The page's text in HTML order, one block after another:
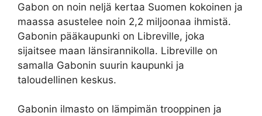
Gabon on noin neljä kertaa Suomen kokoinen ja
maassa asustelee noin 2,2 miljoonaa ihmistä.
Gabonin pääkaupunki on Libreville, joka
sijaitsee maan länsirannikolla. Libreville on
samalla Gabonin suurin kaupunki ja
taloudellinen keskus.
Gabonin ilmasto on lämpimän trooppinen ja